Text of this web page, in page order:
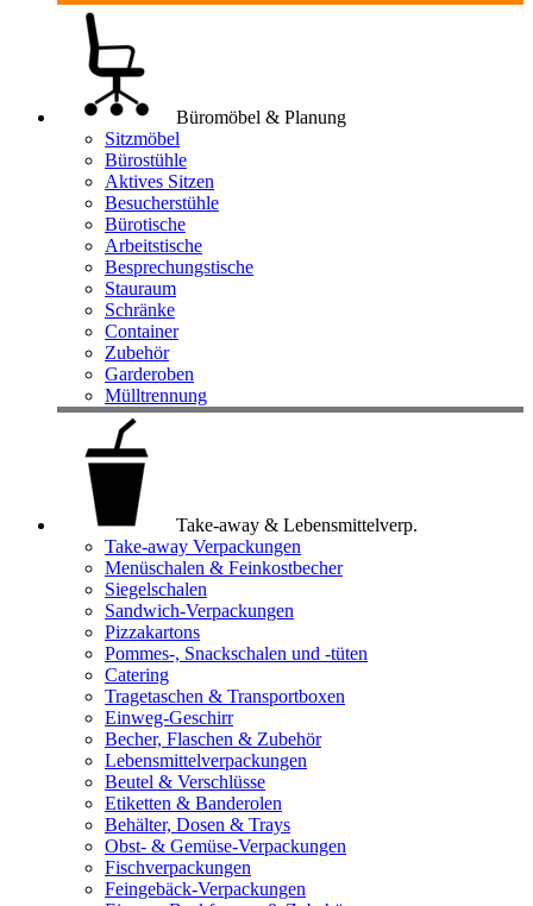
Büromöbel & Planung
Sitzmöbel
Bürostühle
Aktives Sitzen
Besucherstühle
Bürotische
Arbeitstische
Besprechungstische
Stauraum
Schränke
Container
Zubehör
Garderoben
Mülltrennung
Take-away & Lebensmittelverp.
Take-away Verpackungen
Menüschalen & Feinkostbecher
Siegelschalen
Sandwich-Verpackungen
Pizzakartons
Pommes-, Snackschalen und -tüten
Catering
Tragetaschen & Transportboxen
Einweg-Geschirr
Becher, Flaschen & Zubehör
Lebensmittelverpackungen
Beutel & Verschlüsse
Etiketten & Banderolen
Behälter, Dosen & Trays
Obst- & Gemüse-Verpackungen
Fischverpackungen
Feingebäck-Verpackungen